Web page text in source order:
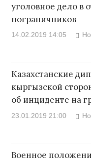
уголовное дело в
пограничников
14.02.2019 14:05
Казахстанские
кыргызской
об инциденте на
23.01.2019 21:00
Военное